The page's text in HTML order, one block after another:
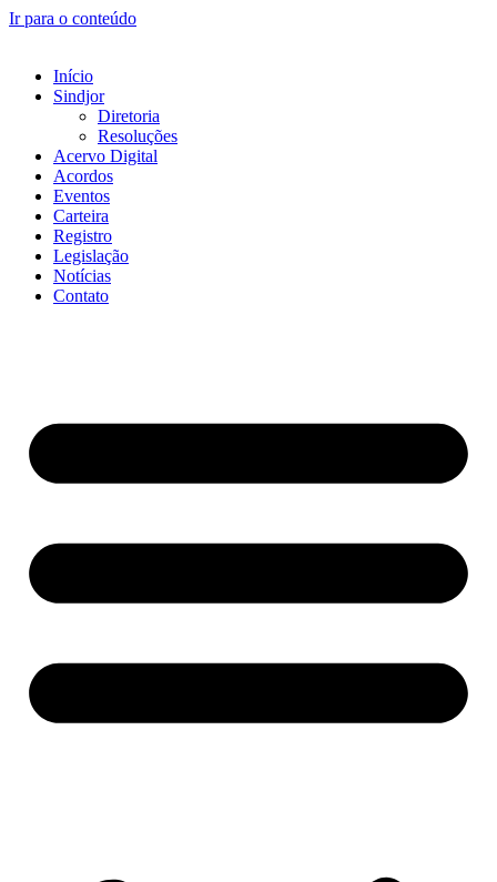
Ir para o conteúdo
Início
Sindjor
Diretoria
Resoluções
Acervo Digital
Acordos
Eventos
Carteira
Registro
Legislação
Notícias
Contato